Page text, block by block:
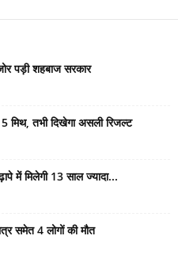
पड़ी शहबाज सरकार
तभी दिखेगा असली रिजल्ट
में मिलेगी 13 साल ज्यादा...
समेत 4 लोगों की मौत